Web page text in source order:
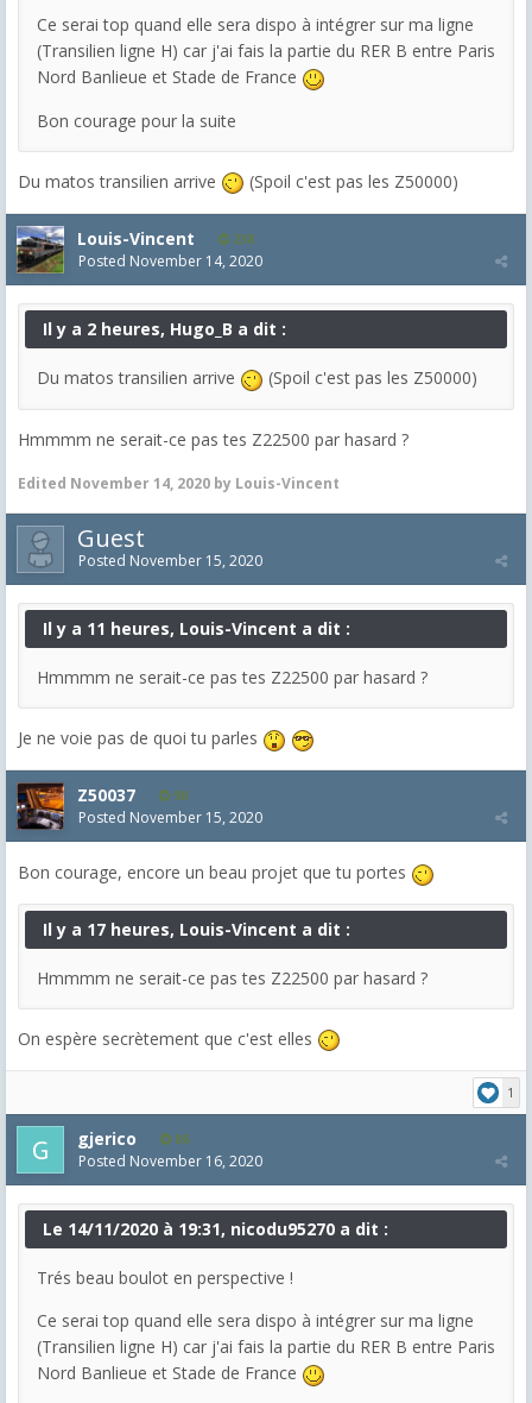
Ce serai top quand elle sera dispo à intégrer sur ma ligne
(Transilien ligne H) car j'ai fais la partie du RER B entre Paris
Nord Banlieue et Stade de France
Bon courage pour la suite
Du matos transilien arrive (Spoil c'est pas les Z50000)
Louis-Vincent 238
Posted November 14, 2020
Il y a 2 heures, Hugo_B a dit :
Du matos transilien arrive (Spoil c'est pas les Z50000)
Hmmmm ne serait-ce pas tes Z22500 par hasard ?
Edited November 14, 2020 by Louis-Vincent
Guest
Posted November 15, 2020
Il y a 11 heures, Louis-Vincent a dit :
Hmmmm ne serait-ce pas tes Z22500 par hasard ?
Je ne voie pas de quoi tu parles
Z50037 90
Posted November 15, 2020
Bon courage, encore un beau projet que tu portes
Il y a 17 heures, Louis-Vincent a dit :
Hmmmm ne serait-ce pas tes Z22500 par hasard ?
On espère secrètement que c'est elles
1
gjerico 86
Posted November 16, 2020
Le 14/11/2020 à 19:31, nicodu95270 a dit :
Trés beau boulot en perspective !
Ce serai top quand elle sera dispo à intégrer sur ma ligne
(Transilien ligne H) car j'ai fais la partie du RER B entre Paris
Nord Banlieue et Stade de France